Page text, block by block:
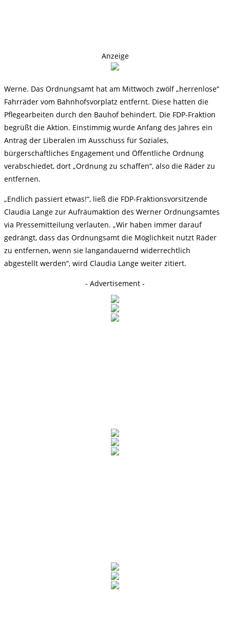
Anzeige
Werne. Das Ordnungsamt hat am Mittwoch zwölf „herrenlose“
Fahrräder vom Bahnhofsvorplatz entfernt. Diese hatten die
Pflegearbeiten durch den Bauhof behindert. Die FDP-Fraktion
begrüßt die Aktion. Einstimmig wurde Anfang des Jahres ein
Antrag der Liberalen im Ausschuss für Soziales,
bürgerschaftliches Engagement und Öffentliche Ordnung
verabschiedet, dort „Ordnung zu schaffen“, also die Räder zu
entfernen.
„Endlich passiert etwas!“, ließ die FDP-Fraktionsvorsitzende
Claudia Lange zur Aufräumaktion des Werner Ordnungsamtes
via Pressemitteilung verlauten. „Wir haben immer darauf
gedrängt, dass das Ordnungsamt die Möglichkeit nutzt Räder
zu entfernen, wenn sie langandauernd widerrechtlich
abgestellt werden“, wird Claudia Lange weiter zitiert.
- Advertisement -